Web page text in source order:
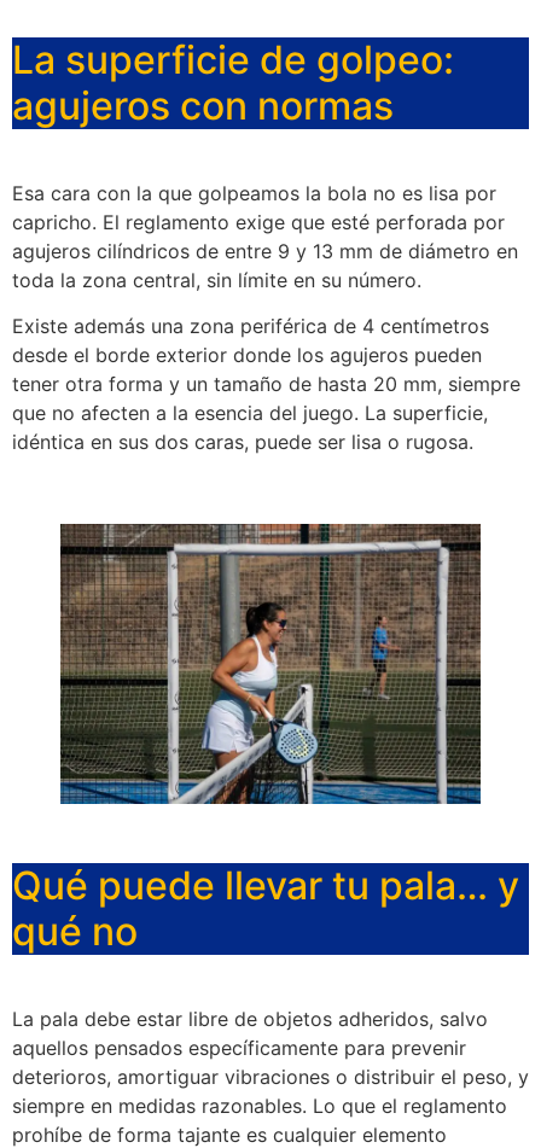
La superficie de golpeo:
agujeros con normas
Esa cara con la que golpeamos la bola no es lisa por
capricho. El reglamento exige que esté perforada por
agujeros cilíndricos de entre 9 y 13 mm de diámetro en
toda la zona central, sin límite en su número.
Existe además una zona periférica de 4 centímetros
desde el borde exterior donde los agujeros pueden
tener otra forma y un tamaño de hasta 20 mm, siempre
que no afecten a la esencia del juego. La superficie,
idéntica en sus dos caras, puede ser lisa o rugosa.
Qué puede llevar tu pala… y
qué no
La pala debe estar libre de objetos adheridos, salvo
aquellos pensados específicamente para prevenir
deterioros, amortiguar vibraciones o distribuir el peso, y
siempre en medidas razonables. Lo que el reglamento
prohíbe de forma tajante es cualquier elemento